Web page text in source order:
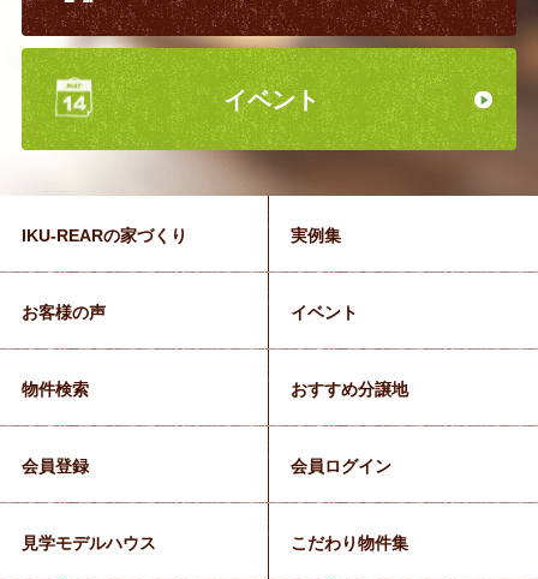
イベント
IKU-REARの家づくり 実例集
お客様の声 イベント
物件検索 おすすめ分譲地
会員登録 会員ログイン
見学モデルハウス こだわり物件集